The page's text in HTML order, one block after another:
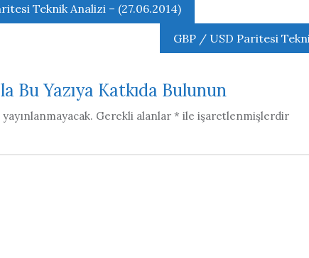
Teknik Analizi – (27.06.2014)
GBP / USD Paritesi
Bu Yazıya Katkıda Bulunun
Gerekli alanlar * ile işaretlenmişlerdir